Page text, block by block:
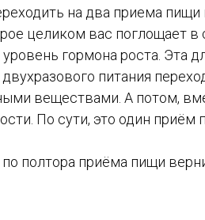
на два приема
целиком вас поглощает
гормона роста. Эта
питания
веществами. А потом,
По сути, это один
полтора приёма пищи